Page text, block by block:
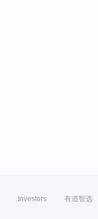
Investors 有道智选